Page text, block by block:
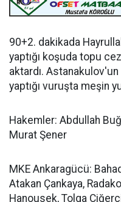
90+2. dakikada
yaptığı koşuda topu
aktardı.
yaptığı vuruşta meşin
Hakemler: Abdullah
Murat Şener
MKE Ankaragücü:
Atakan Çankaya,
Hanousek, Tolga